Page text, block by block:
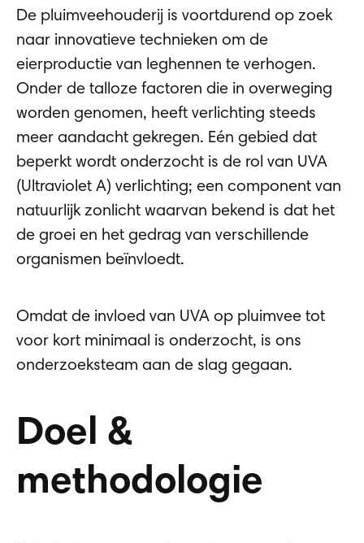
De pluimveehouderij is voortdurend op zoek
naar innovatieve technieken om de
eierproductie van leghennen te verhogen.
Onder de talloze factoren die in overweging
worden genomen, heeft verlichting steeds
meer aandacht gekregen. Eén gebied dat
beperkt wordt onderzocht is de rol van UVA
(Ultraviolet A) verlichting; een component van
natuurlijk zonlicht waarvan bekend is dat het
de groei en het gedrag van verschillende
organismen beïnvloedt.
Omdat de invloed van UVA op pluimvee tot
voor kort minimaal is onderzocht, is ons
onderzoeksteam aan de slag gegaan.
Doel &
methodologie